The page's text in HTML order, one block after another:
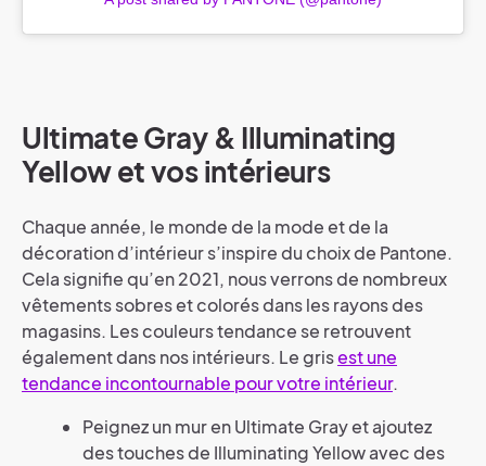
Ultimate Gray & Illuminating
Yellow et vos intérieurs
Chaque année, le monde de la mode et de la
décoration d’intérieur s’inspire du choix de Pantone.
Cela signifie qu’en 2021, nous verrons de nombreux
vêtements sobres et colorés dans les rayons des
magasins. Les couleurs tendance se retrouvent
également dans nos intérieurs. Le grisest une
tendance incontournable pour votre intérieur.
Peignez un mur en Ultimate Gray et ajoutez
des touches de Illuminating Yellow avec des